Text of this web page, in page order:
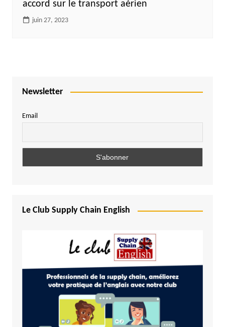
accord sur le transport aérien
juin 27, 2023
Newsletter
Email
Le Club Supply Chain English